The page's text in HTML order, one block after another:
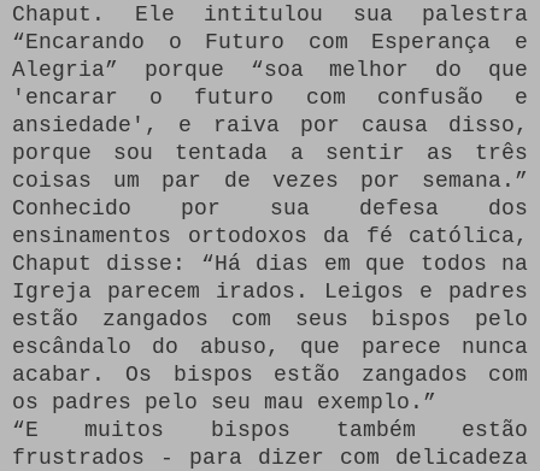
Chaput.
Ele intitulou sua palestra
“Encarando o Futuro com Esperança e
Alegria” porque “soa melhor do que
'encarar o futuro com confusão e
ansiedade', e raiva por causa disso,
porque sou tentada a sentir as três
coisas um par de vezes por semana.”
Conhecido por sua defesa dos
ensinamentos ortodoxos da fé católica,
Chaput disse: “Há dias em que todos na
Igreja parecem irados.
Leigos e padres
estão zangados com seus bispos pelo
escândalo do abuso, que parece nunca
acabar.
Os bispos estão zangados com
os padres pelo seu mau exemplo.”
“E muitos bispos também estão
frustrados - para dizer com delicadeza